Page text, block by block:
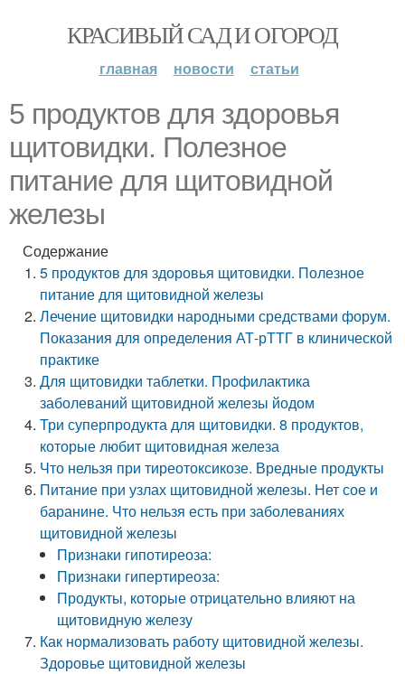
КРАСИВЫЙ САД И ОГОРОД
главная новости статьи
5 продуктов для здоровья
щитовидки. Полезное
питание для щитовидной
железы
Содержание
5 продуктов для здоровья щитовидки. Полезное
питание для щитовидной железы
Лечение щитовидки народными средствами форум.
Показания для определения АТ-рТТГ в клинической
практике
Для щитовидки таблетки. Профилактика
заболеваний щитовидной железы йодом
Три суперпродукта для щитовидки. 8 продуктов,
которые любит щитовидная железа
Что нельзя при тиреотоксикозе. Вредные продукты
Питание при узлах щитовидной железы. Нет сое и
баранине. Что нельзя есть при заболеваниях
щитовидной железы
Признаки гипотиреоза:
Признаки гипертиреоза:
Продукты, которые отрицательно влияют на
щитовидную железу
Как нормализовать работу щитовидной железы.
Здоровье щитовидной железы